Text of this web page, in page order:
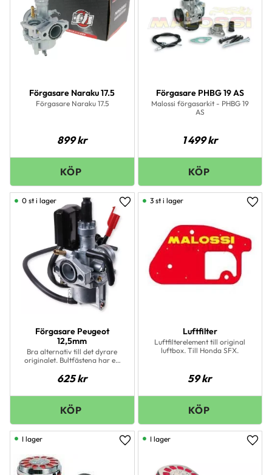
Förgasare Naraku 17.5
Förgasare Naraku 17.5
899kr
Förgasare PHBG 19 AS
Malossi förgasarkit - PHBG 19
AS
1 499kr
Förgasare Peugeot
12,5mm
Bra alternativ till det dyrare
originalet. Bultfästena har ett
automat choke.
625kr
Lägg till i favoriter
0 st i lager
Luftfilter
Luftfilterelement till original
luftbox. Till Honda SFX.
59kr
3 st i lager
Lägg till i favoriter
I lager I lager